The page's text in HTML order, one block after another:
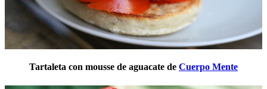
Tartaleta con mousse de aguacate de Cuerpo Mente